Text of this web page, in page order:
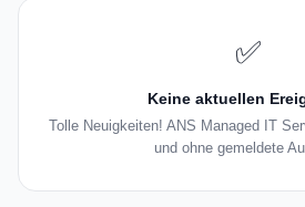
✅
Keine aktuellen
Tolle Neuigkeiten! ANS Managed IT
und ohne gemeldete